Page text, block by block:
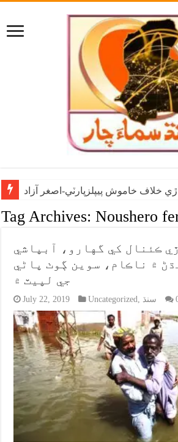
خلاف خاموش پيپلزپارٽي-اصغر آزاد
Tag Archives:Noushero
ڪئنال کي گهارو، آبپاشي
۾ ناڪام، سوين ڳوٺ پاڻي
جي لپيٽ ۾
July 22, 2019 Uncategorized, سنڌ